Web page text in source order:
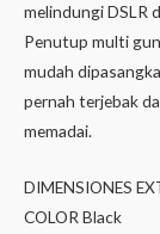
melindungi DSLR
Penutup multi
mudah
pernah terjebak
memadai.
DIMENSIONES
COLOR Black